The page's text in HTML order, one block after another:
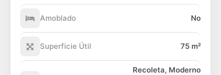
Amoblado No
Superficie Útil 75 m²
Recoleta, Moderno